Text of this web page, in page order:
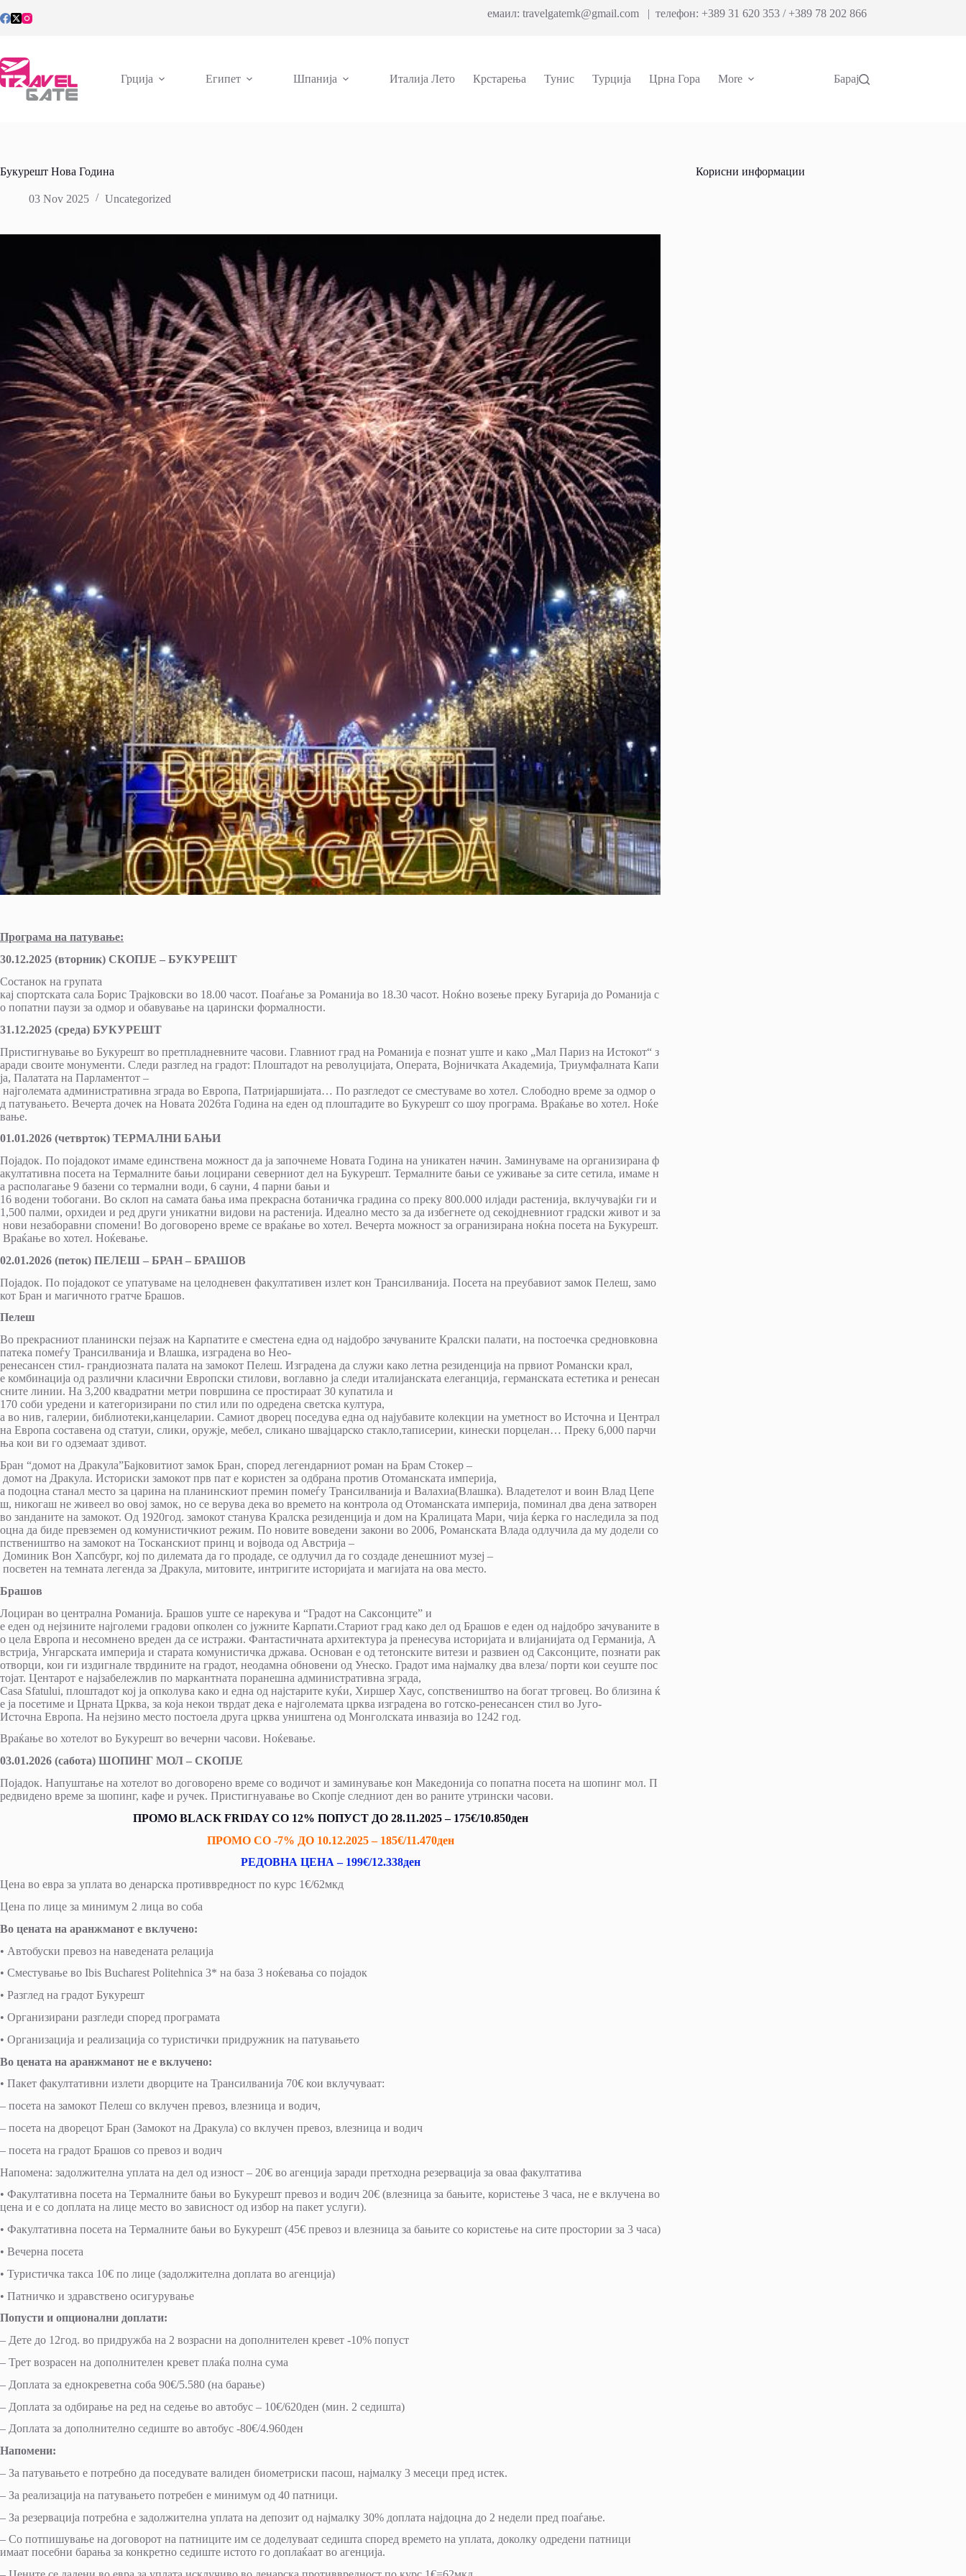
to
емаил: travelgatemk@gmail.com | телефон: +389 31 620 353 / +389 78 202 866
Грција Египет Шпанија Италија Лето Крстарења Тунис Турција Црна Гора More Барај
Букурешт Нова Година
03 Nov 2025 Uncategorized
Програма на патување:
30.12.2025 (вторник) СКОПЈЕ – БУКУРЕШТ
Состанок на групата
кај спортската сала Борис Трајковски во 18.00 часот. Поаѓање за Романија во 18.30 часот. Ноќно возење преку Бугарија до Романија с
о попатни паузи за одмор и обавување на царински формалности.
31.12.2025 (среда) БУКУРЕШТ
Пристигнување во Букурешт во претпладневните часови. Главниот град на Романија е познат уште и како „Мал Париз на Истокот“ з
аради своите монументи. Следи разглед на градот: Плоштадот на револуцијата, Операта, Војничката Академија, Триумфалната Капи
ја, Палатата на Парламентот –
најголемата административна зграда во Европа, Патријаршијата… По разгледот се сместуваме во хотел. Слободно време за одмор о
д патувањето. Вечерта дочек на Новата 2026та Година на еден од плоштадите во Букурешт со шоу програма. Враќање во хотел. Ноќе
вање.
01.01.2026 (четврток) ТЕРМАЛНИ БАЊИ
Појадок. По појадокот имаме единствена можност да ја започнеме Новата Година на уникатен начин. Заминуваме на организирана ф
акултативна посета на Термалните бањи лоцирани северниот дел на Букурешт. Термалните бањи се уживање за сите сетила, имаме н
а располагање 9 базени со термални води, 6 сауни, 4 парни бањи и
16 водени тобогани. Во склоп на самата бања има прекрасна ботаничка градина со преку 800.000 илјади растенија, вклучувајќи ги и
1,500 палми, орхидеи и ред други уникатни видови на растенија. Идеално место за да избегнете од секојдневниот градски живот и за
нови незаборавни спомени! Во договорено време се враќање во хотел. Вечерта можност за огранизирана ноќна посета на Букурешт.
Враќање во хотел. Ноќевање.
02.01.2026 (петок) ПЕЛЕШ – БРАН – БРАШОВ
Појадок. По појадокот се упатуваме на целодневен факултативен излет кон Трансилванија. Посета на преубавиот замок Пелеш, замо
кот Бран и магичното гратче Брашов.
Пелеш
Во прекрасниот планински пејзаж на Карпатите е сместена една од најдобро зачуваните Кралски палати, на постоечка средновковна
патека помеѓу Трансилванија и Влашка, изградена во Нео-
ренесансен стил- грандиозната палата на замокот Пелеш. Изградена да служи како летна резиденција на првиот Романски крал,
е комбинација од различни класични Европски стилови, воглавно ја следи италијанската елеганција, германската естетика и ренесан
сните линии. На 3,200 квадратни метри површина се простираат 30 купатила и
170 соби уредени и категоризирани по стил или по одредена светска култура,
а во нив, галерии, библиотеки,канцеларии. Самиот дворец поседува една од најубавите колекции на уметност во Источна и Централ
на Европа составена од статуи, слики, оружје, мебел, сликано швајцарско стакло,таписерии, кинески порцелан… Преку 6,000 парчи
ња кои ви го одземаат здивот.
Бран “домот на Дракула”Бајковитиот замок Бран, според легендарниот роман на Брам Стокер –
домот на Дракула. Историски замокот прв пат е користен за одбрана против Отоманската империја,
а подоцна станал место за царина на планинскиот премин помеѓу Трансилванија и Валахиа(Влашка). Владетелот и воин Влад Цепе
ш, никогаш не живеел во овој замок, но се верува дека во времето на контрола од Отоманската империја, поминал два дена затворен
во занданите на замокот. Од 1920год. замокот станува Кралска резиденција и дом на Кралицата Мари, чија ќерка го наследила за под
оцна да биде превземен од комунистичкиот режим. По новите воведени закони во 2006, Романската Влада одлучила да му додели со
пствеништво на замокот на Тосканскиот принц и војвода од Австрија –
Доминик Вон Хапсбург, кој по дилемата да го продаде, се одлучил да го создаде денешниот музеј –
посветен на темната легенда за Дракула, митовите, интригите историјата и магијата на ова место.
Брашов
Лоциран во централна Романија. Брашов уште се нарекува и “Градот на Саксонците” и
е еден од нејзините најголеми градови опколен со јужните Карпати.Стариот град како дел од Брашов е еден од најдобро зачуваните в
о цела Европа и несомнено вреден да се истражи. Фантастичната архитектура ја пренесува историјата и влијанијата од Германија, А
встрија, Унгарската империја и старата комунистичка држава. Основан е од тетонските витези и развиен од Саксонците, познати рак
отворци, кои ги издигнале тврдините на градот, неодамна обновени од Унеско. Градот има најмалку два влеза/ порти кои сеуште пос
тојат. Центарот е најзабележлив по маркантната поранешна административна зграда,
Casa Sfatului, плоштадот кој ја опколува како и една од најстарите куќи, Хиршер Хаус, сопствеништво на богат трговец. Во близина ќ
е ја посетиме и Црната Црква, за која некои тврдат дека е најголемата црква изградена во готско-ренесансен стил во Југо-
Источна Европа. На нејзино место постоела друга црква уништена од Монголската инвазија во 1242 год.
Враќање во хотелот во Букурешт во вечерни часови. Ноќевање.
03.01.2026 (сабота) ШОПИНГ МОЛ – СКОПЈЕ
Појадок. Напуштање на хотелот во договорено време со водичот и заминување кон Македонија со попатна посета на шопинг мол. П
редвидено време за шопинг, кафе и ручек. Пристигнуавање во Скопје следниот ден во раните утрински часови.
ПРОМО BLACK FRIDAY СО 12% ПОПУСТ ДО 28.11.2025 – 175€/10.850ден
ПРОМО СО -7% ДО 10.12.2025 – 185€/11.470ден
РЕДОВНА ЦЕНА – 199€/12.338ден
Цена во евра за уплата во денарска противвредност по курс 1€/62мкд
Цена по лице за минимум 2 лица во соба
Во цената на аранжманот е вклучено:
• Автобуски превоз на наведената релација
• Сместување во Ibis Bucharest Politehnica 3* на база 3 ноќевања со појадок
• Разглед на градот Букурешт
• Организирани разгледи според програмата
• Организација и реализација со туристички придружник на патувањето
Во цената на аранжманот не е вклучено:
• Пакет факултативни излети дворците на Трансилванија 70€ кои вклучуваат:
– посета на замокот Пелеш со вклучен превоз, влезница и водич,
– посета на дворецот Бран (Замокот на Дракула) со вклучен превоз, влезница и водич
– посета на градот Брашов со превоз и водич
Напомена: задолжителна уплата на дел од изност – 20€ во агенција заради претходна резервација за оваа факултатива
• Факултативна посета на Термалните бањи во Букурешт превоз и водич 20€ (влезница за бањите, користење 3 часа, не е вклучена во
цена и е со доплата на лице место во зависност од избор на пакет услуги).
• Факултативна посета на Термалните бањи во Букурешт (45€ превоз и влезница за бањите со користење на сите простории за 3 часа)
• Вечерна посета
• Туристичка такса 10€ по лице (задолжителна доплата во агенција)
• Патничко и здравствено осигурување
Попусти и опционални доплати:
– Дете до 12год. во придружба на 2 возрасни на дополнителен кревет -10% попуст
– Трет возрасен на дополнителен кревет плаќа полна сума
– Доплата за еднокреветна соба 90€/5.580 (на барање)
– Доплата за одбирање на ред на седење во автобус – 10€/620ден (мин. 2 седишта)
– Доплата за дополнително седиште во автобус -80€/4.960ден
Напомени:
– За патувањето е потребно да поседувате валиден биометриски пасош, најмалку 3 месеци пред истек.
– За реализација на патувањето потребен е минимум од 40 патници.
– За резервација потребна е задолжителна уплата на депозит од најмалку 30% доплата најдоцна до 2 недели пред поаѓање.
– Со потпишување на договорот на патниците им се доделуваат седишта според времето на уплата, доколку одредени патници
имаат посебни барања за конкретно седиште истото го доплаќаат во агенција.
Корисни информации